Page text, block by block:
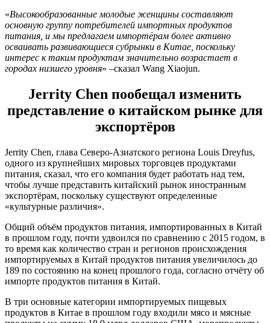
«Высокообразованные молодые женщины составляют
основную группу потребителей импортных продуктов
питания, и мы предлагаем импортёрам более активно
осваивать развивающиеся субрынки в Китае, поскольку
интерес к таким продуктам значительно возрастает в
городах низшего уровня» –сказал Wang Xiaojun.
Jerrity Chen пообещал изменить
представление о китайском рынке для
экспортёров
Jerrity Chen, глава Северо-Азиатского региона Louis Dreyfus,
одного из крупнейших мировых торговцев продуктами
питания, сказал, что его компания будет работать над тем,
чтобы лучше представить китайский рынок иностранным
экспортёрам, поскольку существуют определенные
«культурные различия».
Общий объём продуктов питания, импортированных в Китай
в прошлом году, почти удвоился по сравнению с 2015 годом, в
то время как количество стран и регионов происхождения
импортируемых в Китай продуктов питания увеличилось до
189 по состоянию на конец прошлого года, согласно отчёту об
импорте продуктов питания в Китай.
В три основные категории импортируемых пищевых
продуктов в Китае в прошлом году входили мясо и мясные